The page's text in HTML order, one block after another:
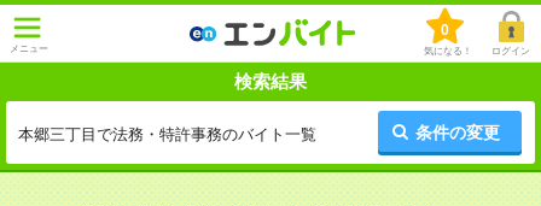
メニュー
0
気になる！ ログイン
検索結果
本郷三丁目で法務・特許事務のバイト一覧 条件の変更